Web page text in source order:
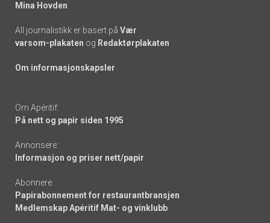
Mina Hovden
All journalistikk er basert på Vær
varsom-plakaten og Redaktørplakaten
Om informasjonskapsler
Om Apéritif:
På nett og papir siden 1995
Annonsere:
Informasjon og priser nett/papir
Abonnere:
Papirabonnement for restaurantbransjen
Medlemskap Apéritif Mat- og vinklubb